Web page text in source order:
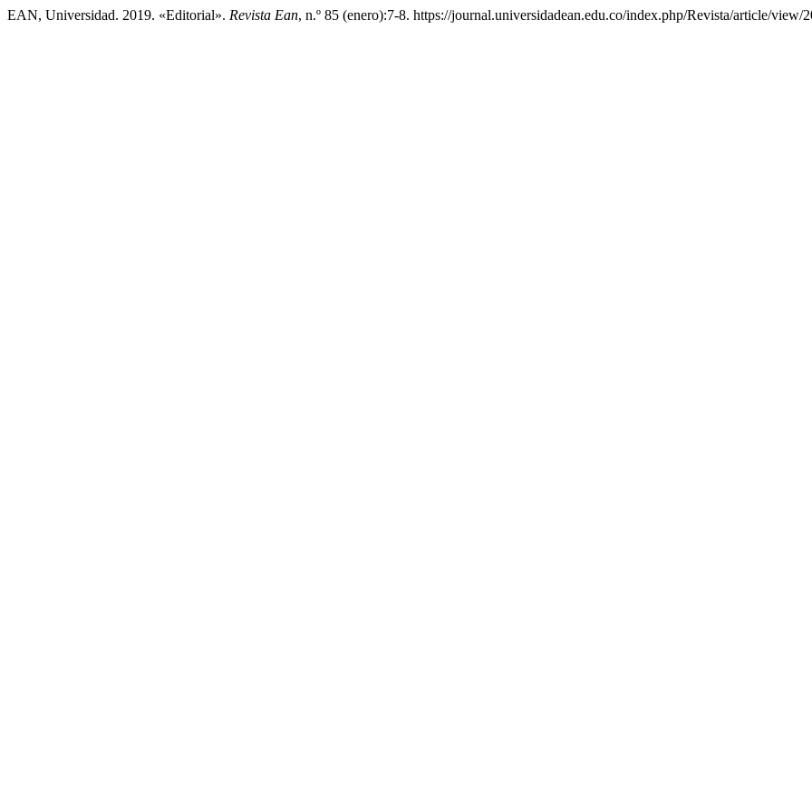
EAN, Universidad. 2019. «Editorial». Revista Ean, n.º 85 (enero):7-8. https://journal.universidadean.edu.co/index.php/Revista/article/view/